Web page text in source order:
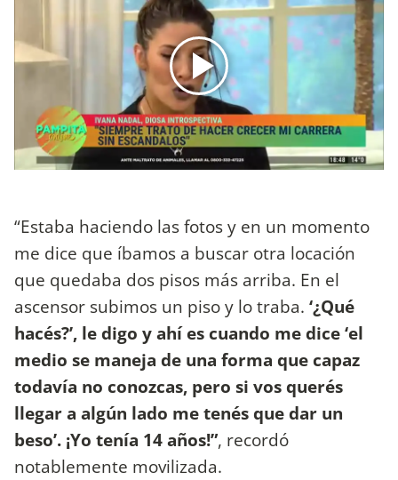
“Estaba haciendo las fotos y en un momento
me dice que íbamos a buscar otra locación
que quedaba dos pisos más arriba. En el
ascensor subimos un piso y lo traba. ‘¿Qué
hacés?’, le digo y ahí es cuando me dice ‘el
medio se maneja de una forma que capaz
todavía no conozcas, pero si vos querés
llegar a algún lado me tenés que dar un
beso’. ¡Yo tenía 14 años!”, recordó
notablemente movilizada.